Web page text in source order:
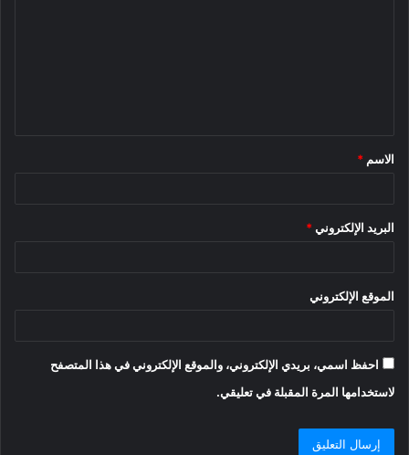
*
الاسم *
البريد الإلكتروني *
الموقع الإلكتروني
احفظ اسمي، بريدي الإلكتروني، والموقع الإلكتروني في هذا المتصفح
لاستخدامها المرة المقبلة في تعليقي.